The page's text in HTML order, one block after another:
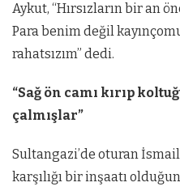
Aykut, “Hırsızların bir an
Para benim değil
rahatsızım” dedi.
“Sağ ön camı kırıp
çalmışlar”
Sultangazi’de oturan
karşılığı bir inşaatı